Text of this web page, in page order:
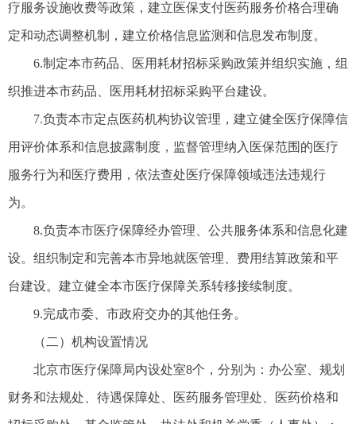
疗服务设施收费等政策，建立医保支付医药服务价格合理确
定和动态调整机制，建立价格信息监测和信息发布制度。
6.制定本市药品、医用耗材招标采购政策并组织实施，组
织推进本市药品、医用耗材招标采购平台建设。
7.负责本市定点医药机构协议管理，建立健全医疗保障信
用评价体系和信息披露制度，监督管理纳入医保范围的医疗
服务行为和医疗费用，依法查处医疗保障领域违法违规行
为。
8.负责本市医疗保障经办管理、公共服务体系和信息化建
设。组织制定和完善本市异地就医管理、费用结算政策和平
台建设。建立健全本市医疗保障关系转移接续制度。
9.完成市委、市政府交办的其他任务。
（二）机构设置情况
北京市医疗保障局内设处室8个，分别为：办公室、规划
财务和法规处、待遇保障处、医药服务管理处、医药价格和